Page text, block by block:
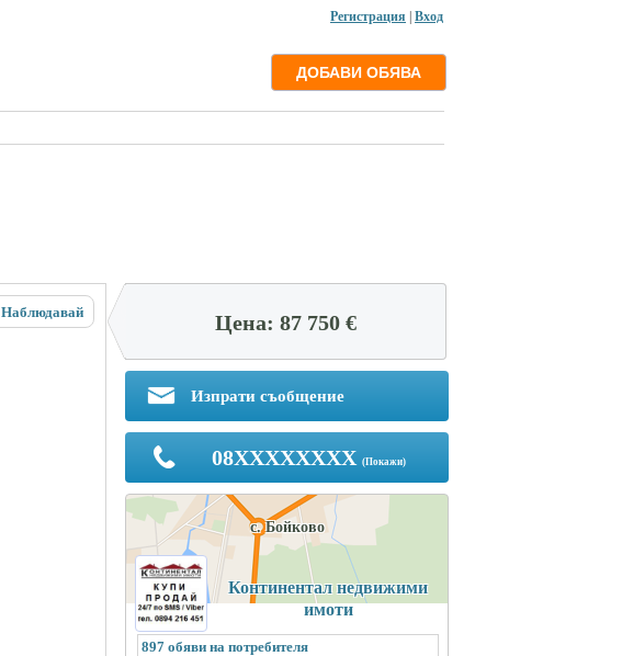
Регистрация Вход
Наблюдавай Цена: 87 750 €
Изпрати съобщение
08XXXXXXXX (Покажи)
с. Бойково
Континентал недвижими
имоти
897 обяви на потребителя